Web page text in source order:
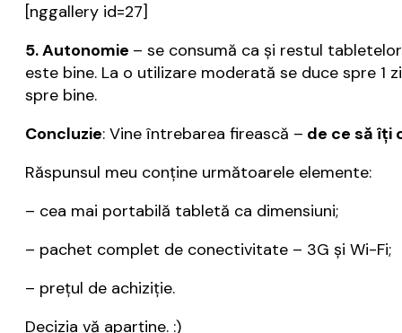
[nggallery id=27]
5. Autonomie – se consumă ca și restul
este bine. La o utilizare moderată se duce spre 1
spre bine.
Concluzie: Vine întrebarea firească – de ce să îți
Răspunsul meu conține următoarele elemente:
– cea mai portabilă tabletă ca dimensiuni;
– pachet complet de conectivitate – 3G și Wi-Fi;
– prețul de achiziție.
Decizia vă aparține. :)